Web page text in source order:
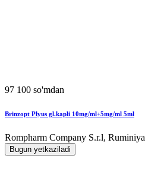
97 100 so'mdan
Brinzopt Plyus gl.kapli 10mg/ml+5mg/ml 5ml
Rompharm Company S.r.l, Ruminiya
Bugun yetkaziladi